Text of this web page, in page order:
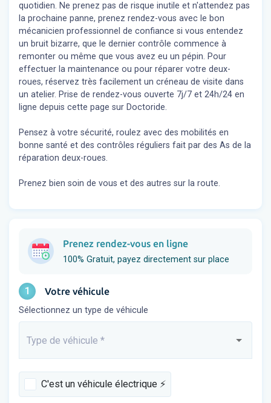
quotidien. Ne prenez pas de risque inutile et n'attendez pas
la prochaine panne, prenez rendez-vous avec le bon
mécanicien professionnel de confiance si vous entendez
un bruit bizarre, que le dernier contrôle commence à
remonter ou même que vous avez eu un pépin. Pour
effectuer la maintenance ou pour réparer votre deux-
roues, réservez très facilement un créneau de visite dans
un atelier. Prise de rendez-vous ouverte 7j/7 et 24h/24 en
ligne depuis cette page sur Doctoride.
Pensez à votre sécurité, roulez avec des mobilités en
bonne santé et des contrôles réguliers fait par des As de la
réparation deux-roues.
Prenez bien soin de vous et des autres sur la route.
Prenez rendez-vous en ligne
100% Gratuit, payez directement sur place
1 Votre véhicule
Sélectionnez un type de véhicule
Saisissez...
Type de véhicule *
C'est un véhicule électrique ⚡️